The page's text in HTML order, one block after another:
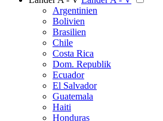
Argentinien
Bolivien
Brasilien
Chile
Costa Rica
Dom. Republik
Ecuador
El Salvador
Guatemala
Haiti
Honduras